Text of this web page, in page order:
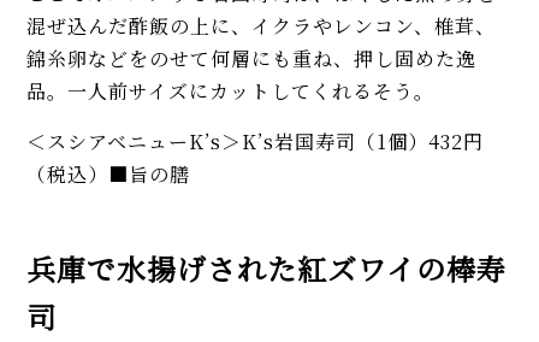
混ぜ込んだ酢飯の上に、イクラやレンコン、椎茸、
錦糸卵などをのせて何層にも重ね、押し固めた逸
品。一人前サイズにカットしてくれるそう。
＜スシアベニューK’s＞K’s岩国寿司（1個）432円
（税込）■旨の膳
兵庫で水揚げされた紅ズワイの棒寿
司